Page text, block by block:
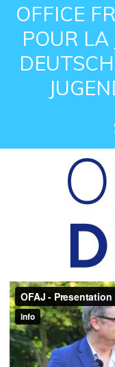
OFFICE
POUR LA